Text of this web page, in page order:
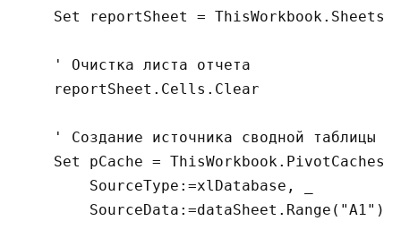
Set reportSheet =
    ' Очистка листа отчета
    reportSheet.Cells.Clear
    ' Создание источника сводной таблицы
Set pCache =
        SourceType:=xlDatabase, _